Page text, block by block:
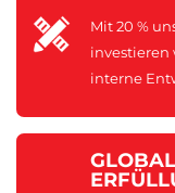
Mit 20 %
investieren
interne
voraus sind.